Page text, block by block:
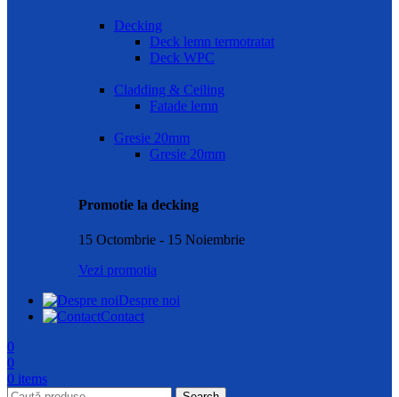
Decking
Deck lemn termotratat
Deck WPC
Cladding & Ceiling
Fatade lemn
Gresie 20mm
Gresie 20mm
Promotie la decking
15 Octombrie - 15 Noiembrie
Vezi promotia
Despre noi
Contact
0
0
0 items